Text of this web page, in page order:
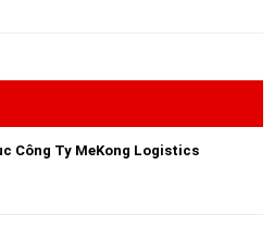
Công Ty MeKong Logistics